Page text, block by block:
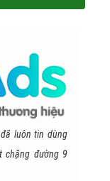
luôn tin dùng
chặng đường 9